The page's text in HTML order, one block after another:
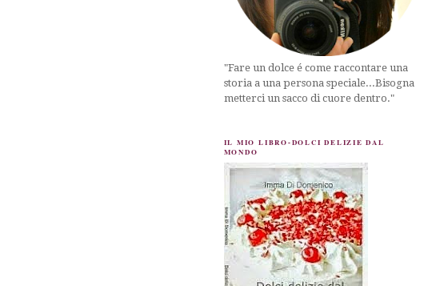
"Fare un dolce é come raccontare una
storia a una persona speciale...Bisogna
metterci un sacco di cuore dentro."
IL MIO LIBRO-DOLCI DELIZIE DAL
MONDO